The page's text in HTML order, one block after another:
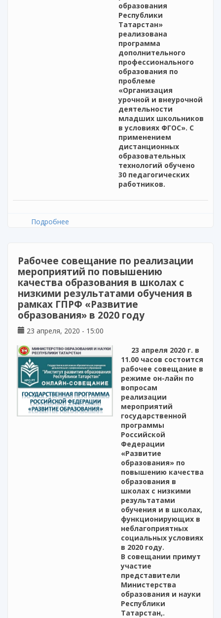
образования
Республики
Татарстан»
реализована
программа
дополнительного
профессионального
образования по
проблеме
«Организация
урочной и внеурочной
деятельности
младших школьников
в условиях ФГОС». С
применением
дистанционных
образовательных
технологий обучено
30 педагогических
работников.
Подробнее
Рабочее совещание по реализации
мероприятий по повышению
качества образования в школах с
низкими результатами обучения в
рамках ГПРФ «Развитие
образования» в 2020 году
23 апреля, 2020 - 15:00
23 апреля 2020 г. в
11.00 часов состоится
рабочее совещание в
режиме он-лайн по
вопросам
реализации
мероприятий
государственной
программы
Российской
Федерации
«Развитие
образования» по
повышению качества
образования в
школах с низкими
результатами
обучения и в школах,
функционирующих в
неблагоприятных
социальных условиях
в 2020 году.
В совещании примут
участие
представители
Министерства
образования и науки
Республики
Татарстан,.